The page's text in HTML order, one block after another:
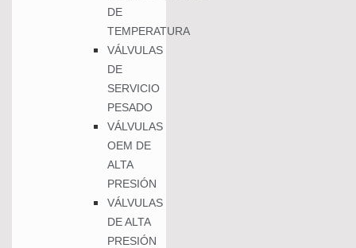
DE
TEMPERATURA
VÁLVULAS
DE
SERVICIO
PESADO
VÁLVULAS
OEM DE
ALTA
PRESIÓN
VÁLVULAS
DE ALTA
PRESIÓN